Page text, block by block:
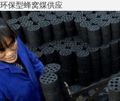
环保型蜂窝煤供应